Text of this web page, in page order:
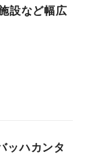
設など幅広
ッハカンタ